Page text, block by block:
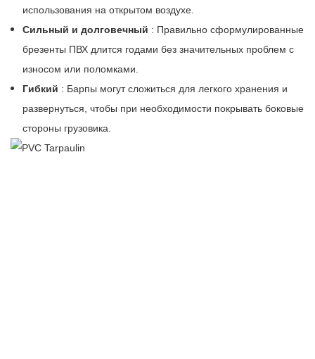
использования на открытом воздухе.
Сильный и долговечный : Правильно сформулированные
брезенты ПВХ длится годами без значительных проблем с
износом или поломками.
Гибкий : Барпы могут сложиться для легкого хранения и
развернуться, чтобы при необходимости покрывать боковые
стороны грузовика.